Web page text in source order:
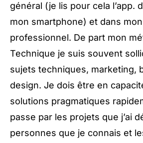
général (je lis pour cela l’app.
mon smartphone) et dans
professionnel. De part mon
Technique je suis souvent
sujets techniques, marketing,
design. Je dois être en
solutions pragmatiques
passe par les projets que j’ai
personnes que je connais et